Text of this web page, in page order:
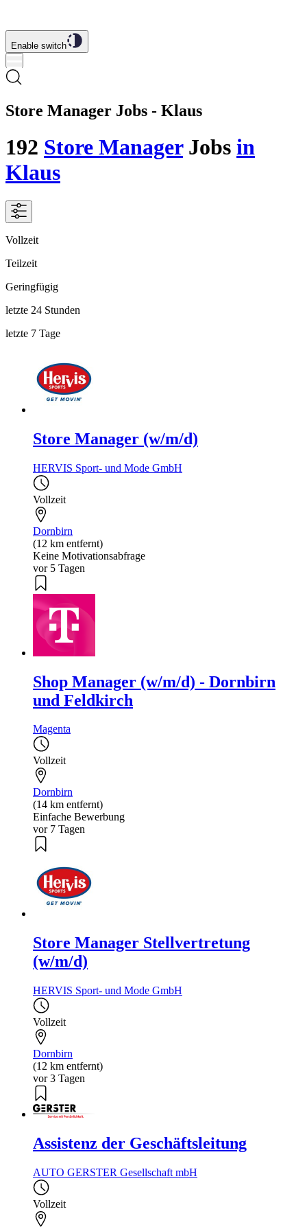
Enable switch
Store Manager Jobs - Klaus
192 Store ManagerJobs in
Klaus
Vollzeit
Teilzeit
Geringfügig
letzte 24 Stunden
letzte 7 Tage
Store Manager (w/m/d)
HERVIS Sport- und Mode GmbH
Vollzeit
Dornbirn
(12 km entfernt)
Keine Motivationsabfrage
vor 5 Tagen
Shop Manager (w/m/d) - Dornbirn
und Feldkirch
Magenta
Vollzeit
Dornbirn
(14 km entfernt)
Einfache Bewerbung
vor 7 Tagen
Store Manager Stellvertretung
(w/m/d)
HERVIS Sport- und Mode GmbH
Vollzeit
Dornbirn
(12 km entfernt)
vor 3 Tagen
Assistenz der Geschäftsleitung
AUTO GERSTER Gesellschaft mbH
Vollzeit